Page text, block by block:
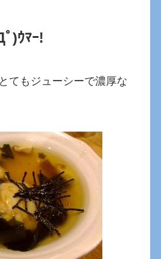
ﾟ)ｳﾏｰ!
てもジューシーで濃厚な